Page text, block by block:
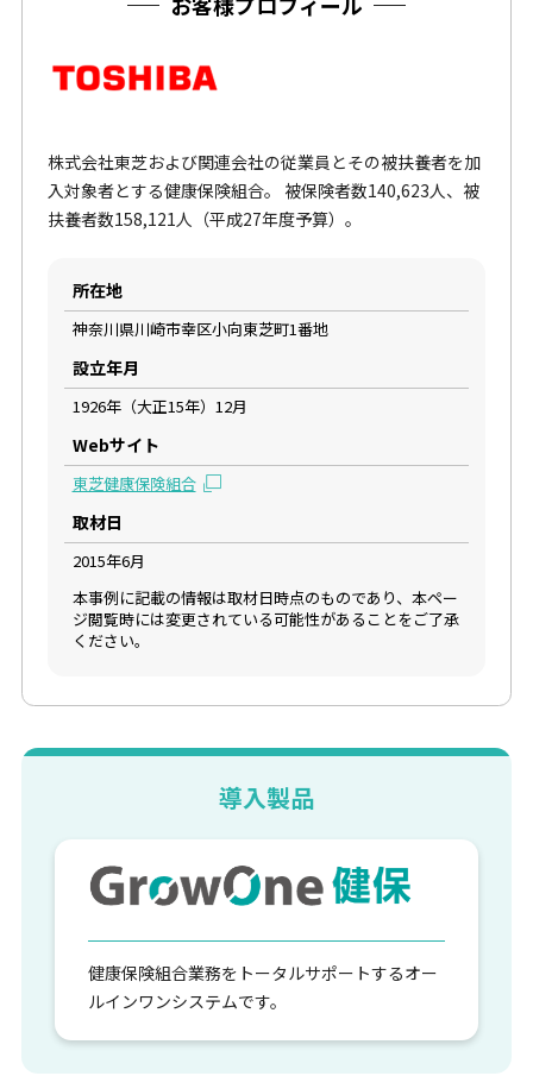
株式会社東芝および関連会社の従業員とその被扶養者を加
入対象者とする健康保険組合。 被保険者数140,623人、被
扶養者数158,121人（平成27年度予算）。
所在地
神奈川県川崎市幸区小向東芝町1番地
設立年月
1926年（大正15年）12月
Webサイト
東芝健康保険組合
取材日
2015年6月
本事例に記載の情報は取材日時点のものであり、本ペー
ジ閲覧時には変更されている可能性があることをご了承
ください。
導入製品
健康保険組合業務をトータルサポートするオー
ルインワンシステムです。